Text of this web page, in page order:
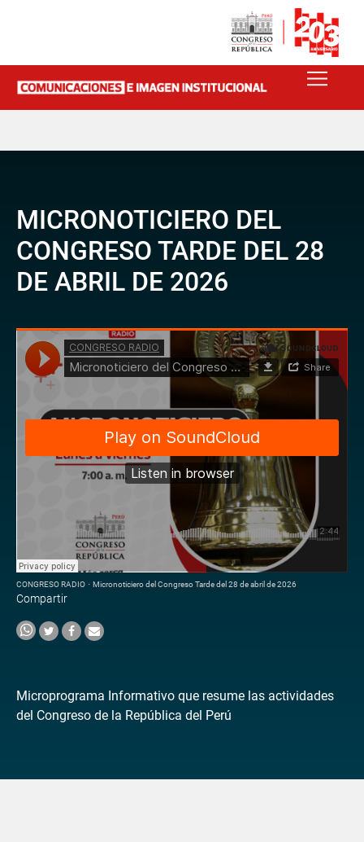
MICRONOTICIERO DEL
CONGRESO TARDE DEL 28
DE ABRIL DE 2026
CONGRESO RADIO · Micronoticiero del Congreso Tarde del 28 de abril de 2026
Compartir
Microprograma Informativo que resume las actividades
del Congreso de la República del Perú